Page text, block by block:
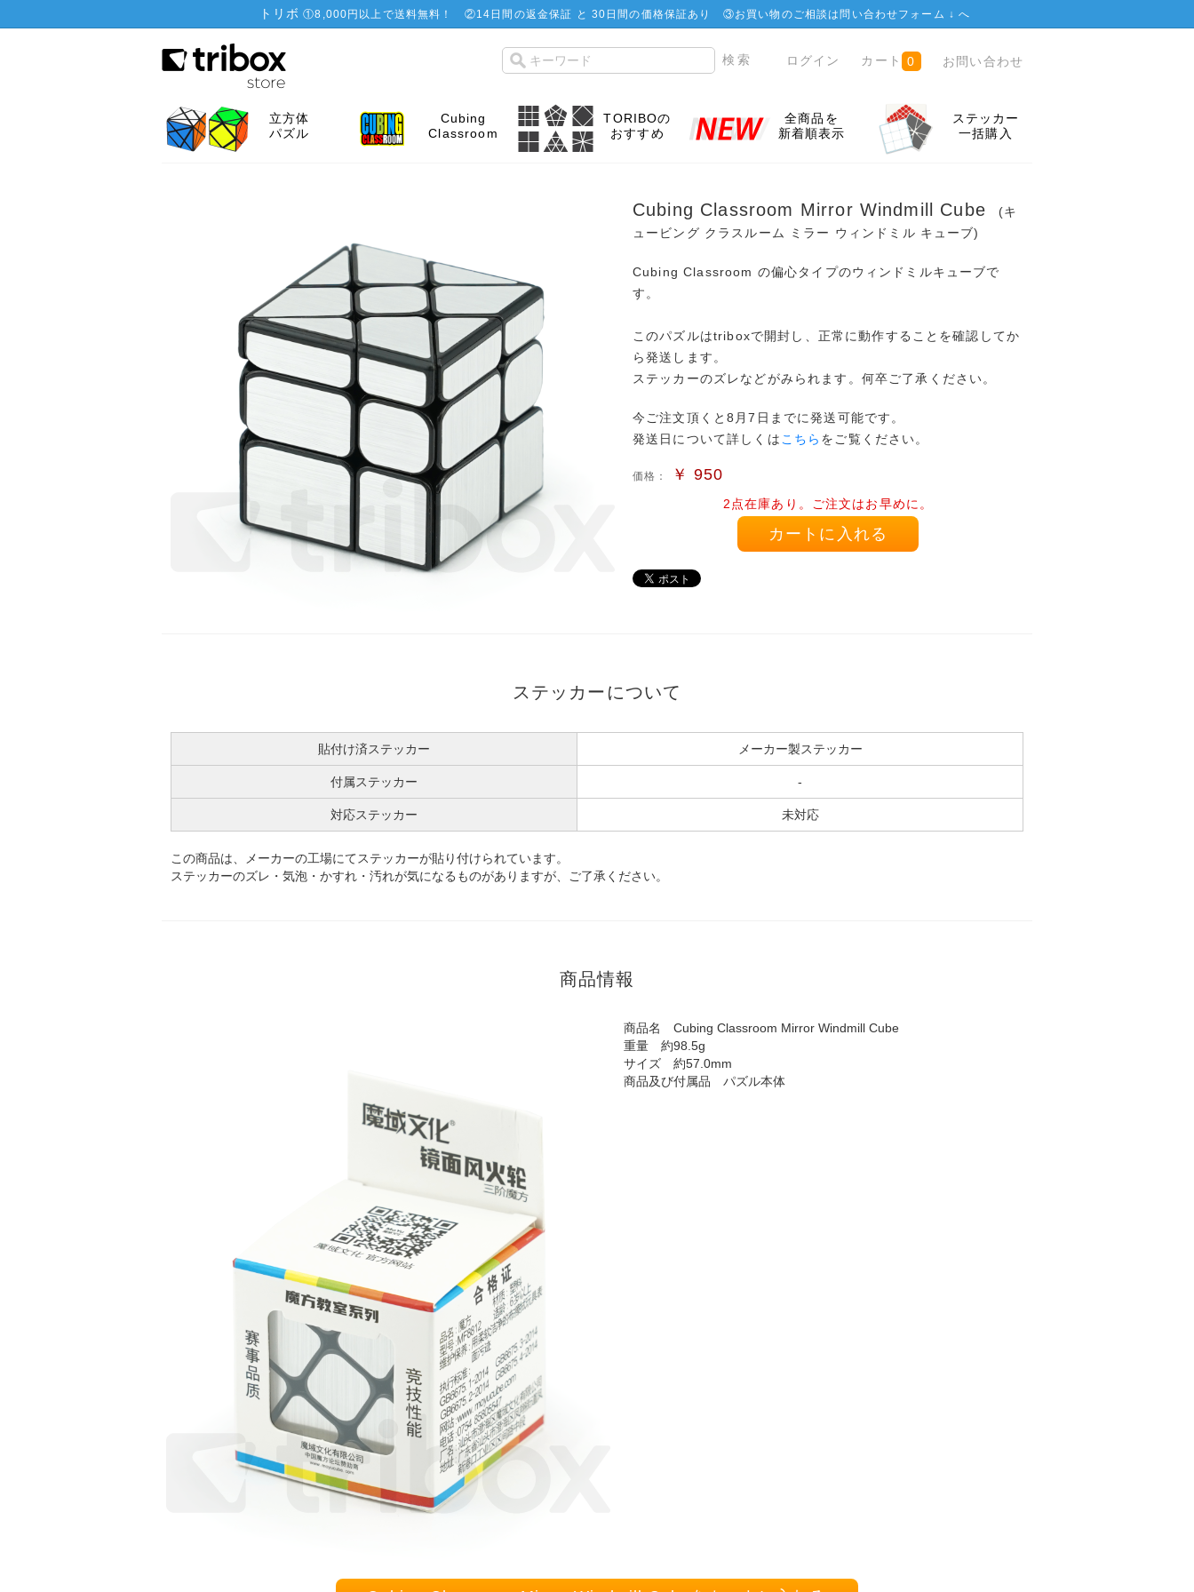
トリボ ①8,000円以上で送料無料！ ②14日間の返金保証 と 30日間の価格保証あり ③お買い物のご相談は問い合わせフォーム ↓へ
ログイン カート 0 お問い合わせ
立方体
パズル
Cubing
Classroom
TORIBOの
おすすめ
全商品を
新着順表示
ステッカー
一括購入
Cubing Classroom Mirror Windmill Cube
(キ
ュービング クラスルーム ミラー ウィンドミル キューブ)
Cubing Classroom の偏心タイプのウィンドミルキューブで
す。
このパズルはtriboxで開封し、正常に動作することを確認してか
ら発送します。
ステッカーのズレなどがみられます。何卒ご了承ください。
今ご注文頂くと8月7日までに発送可能です。
発送日について詳しくは こちら をご覧ください。
価格： ￥ 950
2点在庫あり。ご注文はお早めに。
カートに入れる
ステッカーについて
貼付け済ステッカー メーカー製ステッカー
付属ステッカー -
対応ステッカー 未対応
この商品は、メーカーの工場にてステッカーが貼り付けられています。
ステッカーのズレ・気泡・かすれ・汚れが気になるものがありますが、ご了承ください。
商品情報
商品名 Cubing Classroom Mirror Windmill Cube
重量 約98.5g
サイズ 約57.0mm
商品及び付属品 パズル本体